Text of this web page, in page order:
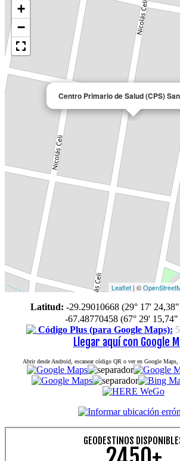
Centro Primario de Salud (CPS)
+
−
Leaflet | ©
Latitud: -29.29010668 (29° 17'
-67.48770458 (67° 29'
Código Plus (para Google Maps):
Llegar aquí con Google
Abrir desde Android, escanear código QR o ver en Google
GEODESTINOS